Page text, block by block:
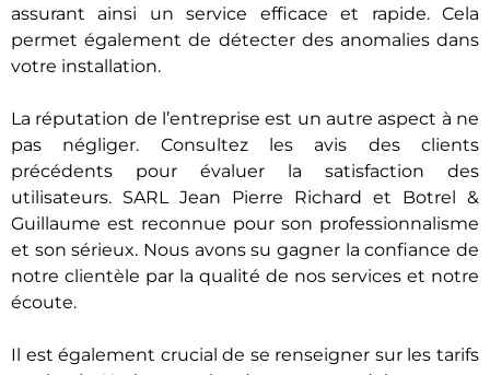
assurant ainsi un service efficace et rapide. Cela
permet également de détecter des anomalies dans
votre installation.
La réputation de l’entreprise est un autre aspect à ne
pas négliger. Consultez les avis des clients
précédents pour évaluer la satisfaction des
utilisateurs. SARL Jean Pierre Richard et Botrel &
Guillaume est reconnue pour son professionnalisme
et son sérieux. Nous avons su gagner la confiance de
notre clientèle par la qualité de nos services et notre
écoute.
Il est également crucial de se renseigner sur les tarifs